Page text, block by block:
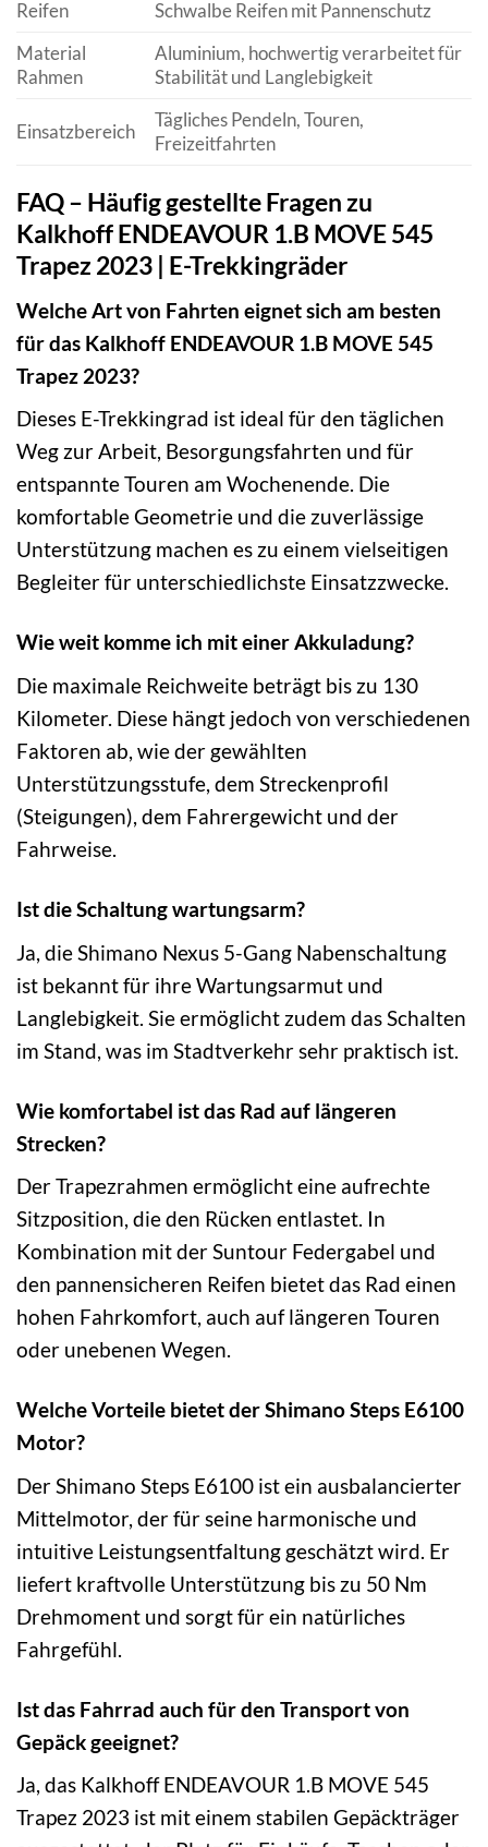
Reifen
Schwalbe Reifen mit Pannenschutz
Material
Rahmen
Aluminium, hochwertig verarbeitet für
Stabilität und Langlebigkeit
Einsatzbereich
Tägliches Pendeln, Touren,
Freizeitfahrten
FAQ – Häufig gestellte Fragen zu
Kalkhoff ENDEAVOUR 1.B MOVE 545
Trapez 2023 | E-Trekkingräder
Welche Art von Fahrten eignet sich am besten
für das Kalkhoff ENDEAVOUR 1.B MOVE 545
Trapez 2023?
Dieses E-Trekkingrad ist ideal für den täglichen
Weg zur Arbeit, Besorgungsfahrten und für
entspannte Touren am Wochenende. Die
komfortable Geometrie und die zuverlässige
Unterstützung machen es zu einem vielseitigen
Begleiter für unterschiedlichste Einsatzzwecke.
Wie weit komme ich mit einer Akkuladung?
Die maximale Reichweite beträgt bis zu 130
Kilometer. Diese hängt jedoch von verschiedenen
Faktoren ab, wie der gewählten
Unterstützungsstufe, dem Streckenprofil
(Steigungen), dem Fahrergewicht und der
Fahrweise.
Ist die Schaltung wartungsarm?
Ja, die Shimano Nexus 5-Gang Nabenschaltung
ist bekannt für ihre Wartungsarmut und
Langlebigkeit. Sie ermöglicht zudem das Schalten
im Stand, was im Stadtverkehr sehr praktisch ist.
Wie komfortabel ist das Rad auf längeren
Strecken?
Der Trapezrahmen ermöglicht eine aufrechte
Sitzposition, die den Rücken entlastet. In
Kombination mit der Suntour Federgabel und
den pannensicheren Reifen bietet das Rad einen
hohen Fahrkomfort, auch auf längeren Touren
oder unebenen Wegen.
Welche Vorteile bietet der Shimano Steps E6100
Motor?
Der Shimano Steps E6100 ist ein ausbalancierter
Mittelmotor, der für seine harmonische und
intuitive Leistungsentfaltung geschätzt wird. Er
liefert kraftvolle Unterstützung bis zu 50 Nm
Drehmoment und sorgt für ein natürliches
Fahrgefühl.
Ist das Fahrrad auch für den Transport von
Gepäck geeignet?
Ja, das Kalkhoff ENDEAVOUR 1.B MOVE 545
Trapez 2023 ist mit einem stabilen Gepäckträger